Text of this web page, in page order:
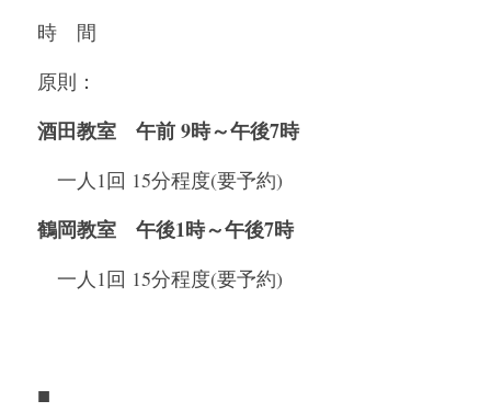
時　間
原則：
酒田教室　午前 9時～午後7時
一人1回 15分程度(要予約)
鶴岡教室　午後1時～午後7時
一人1回 15分程度(要予約)
■